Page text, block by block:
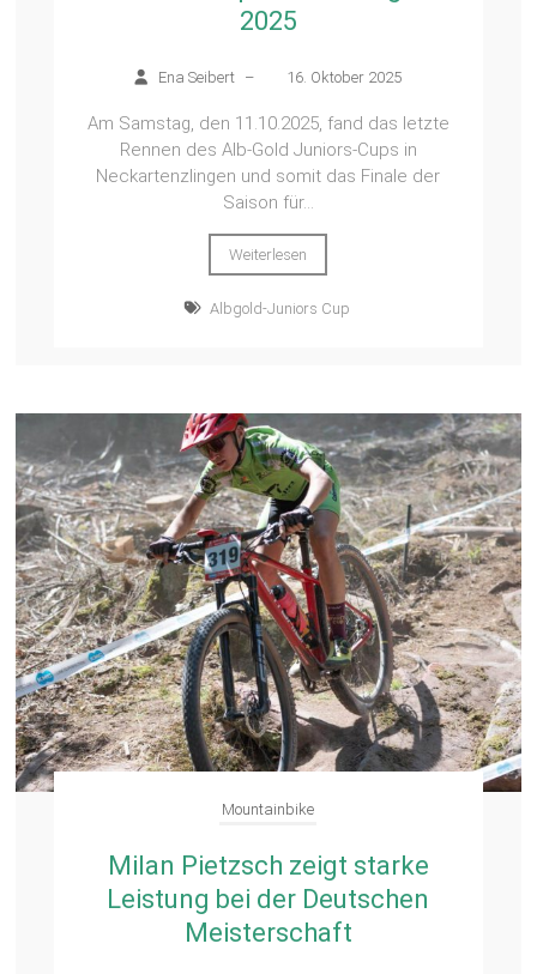
2025
Ena Seibert – 16. Oktober 2025
Am Samstag, den 11.10.2025, fand das letzte
Rennen des Alb-Gold Juniors-Cups in
Neckartenzlingen und somit das Finale der
Saison für...
Weiterlesen
Albgold-Juniors Cup
Mountainbike
Milan Pietzsch zeigt starke
Leistung bei der Deutschen
Meisterschaft